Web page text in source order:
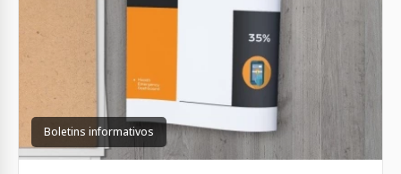
Boletins informativos